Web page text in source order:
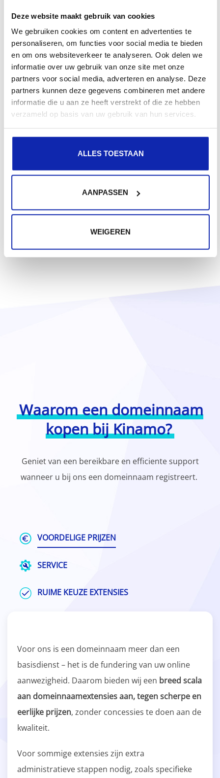
Deze website maakt gebruik van cookies
We gebruiken cookies om content en advertenties te
personaliseren, om functies voor social media te bieden
en om ons websiteverkeer te analyseren. Ook delen we
informatie over uw gebruik van onze site met onze
partners voor social media, adverteren en analyse. Deze
partners kunnen deze gegevens combineren met andere
informatie die u aan ze heeft verstrekt of die ze hebben
verzameld op basis van uw gebruik van hun services.
ALLES TOESTAAN
AANPASSEN
WEIGEREN
.info
Vanaf € 30,50 / jaar
.biz
Vanaf € 22,25
Waarom een domeinnaam
kopen bij Kinamo?
Geniet van een bereikbare en efficiente support
wanneer u bij ons een domeinnaam registreert.
VOORDELIGE PRIJZEN
SERVICE
RUIME KEUZE EXTENSIES
Voor ons is een domeinnaam meer dan een
basisdienst – het is de fundering van uw online
aanwezigheid. Daarom bieden wij een breed scala
aan domeinnaamextensies aan, tegen scherpe en
eerlijke prijzen, zonder concessies te doen aan de
kwaliteit.
Voor sommige extensies zijn extra
administratieve stappen nodig, zoals specifieke